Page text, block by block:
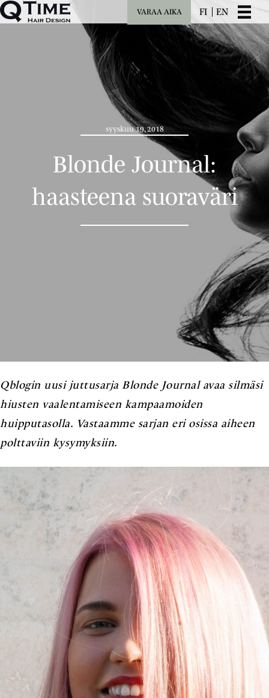
VARAA AIKA FI EN
syyskuu 19, 2018
Blonde Journal:
haasteena suoraväri
Qblogin uusi juttusarja Blonde Journal avaa silmäsi
hiusten vaalentamiseen kampaamoiden
huipputasolla. Vastaamme sarjan eri osissa aiheen
polttaviin kysymyksiin.